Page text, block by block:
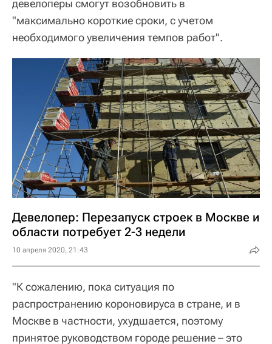
девелоперы смогут возобновить в
"максимально короткие сроки, с учетом
необходимого увеличения темпов работ".
Девелопер: Перезапуск строек в Москве и
области потребует 2-3 недели
10 апреля 2020, 21:43
"К сожалению, пока ситуация по
распространению короновируса в стране, и в
Москве в частности, ухудшается, поэтому
принятое руководством городе решение – это